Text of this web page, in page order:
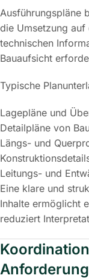
Ausführungspläne
die Umsetzung auf
technischen
Bauaufsicht
Typische
Lagepläne und
Detailpläne von
Längs- und
Leitungs- und
Eine klare und
Inhalte ermöglicht
reduziert